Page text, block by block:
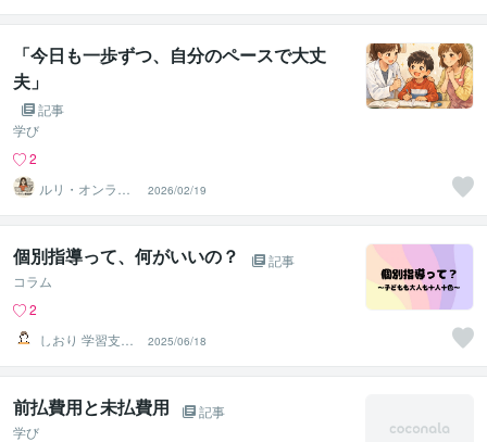
「今日も一歩ずつ、自分のペースで大丈
夫」
記事
学び
2
ルリ・オンライ
ンスクール
2026/02/19
個別指導って、何がいいの？
記事
コラム
2
しおり 学習支
援・コーチング
2025/06/18
前払費用と未払費用
記事
学び